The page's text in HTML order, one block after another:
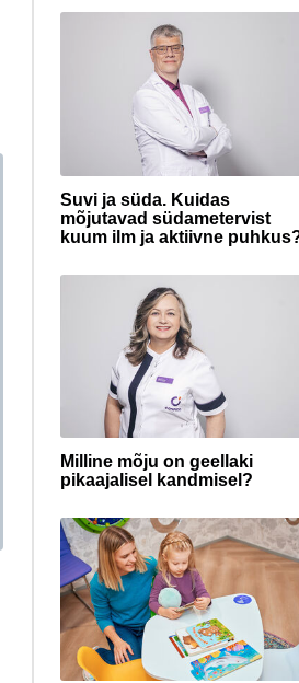
Suvi ja süda. Kuidas
mõjutavad südametervist
kuum ilm ja aktiivne
Milline mõju on geellaki
pikaajalisel kandmisel?